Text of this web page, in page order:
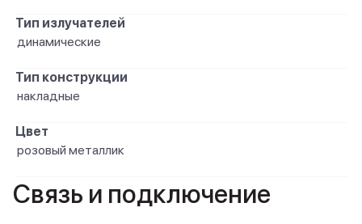
Тип излучателей
динамические
Тип конструкции
накладные
Цвет
розовый металлик
Связь и подключение